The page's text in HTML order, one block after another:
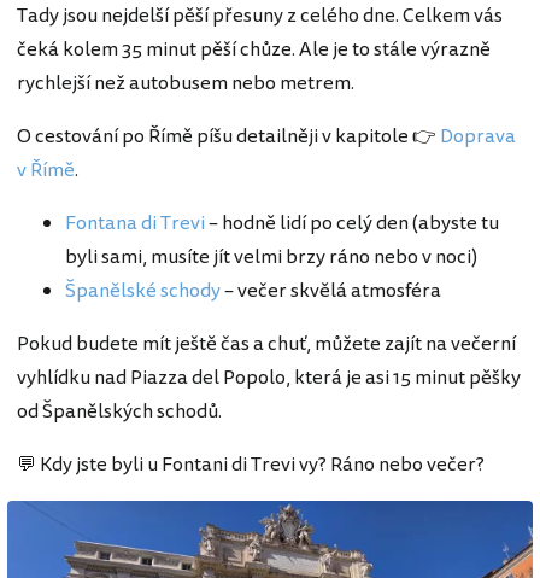
Tady jsou nejdelší pěší přesuny z celého dne. Celkem vás
čeká kolem 35 minut pěší chůze. Ale je to stále výrazně
rychlejší než autobusem nebo metrem.
O cestování po Římě píšu detailněji v kapitole 👉 Doprava
v Římě.
Fontana di Trevi– hodně lidí po celý den (abyste tu
byli sami, musíte jít velmi brzy ráno nebo v noci)
Španělské schody– večer skvělá atmosféra
Pokud budete mít ještě čas a chuť, můžete zajít na večerní
vyhlídku nad Piazza del Popolo, která je asi 15 minut pěšky
od Španělských schodů.
💬 Kdy jste byli u Fontani di Trevi vy? Ráno nebo večer?